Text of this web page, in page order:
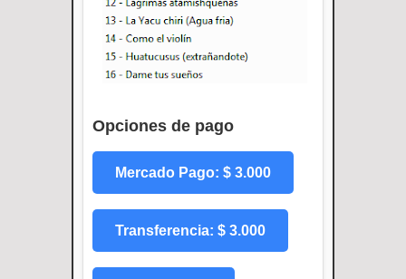
Opciones de pago
Mercado Pago: $ 3.000
Transferencia: $ 3.000